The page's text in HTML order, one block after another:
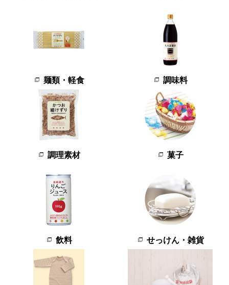
麺類・軽食 調味料
調理素材 菓子
飲料 せっけん・雑貨